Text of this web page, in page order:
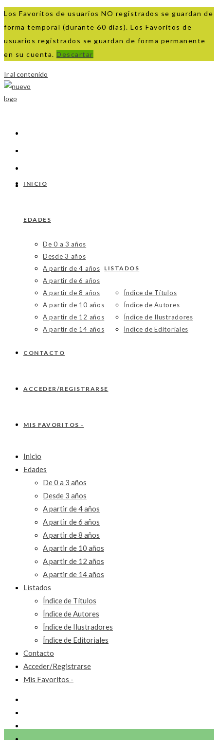
Los Favoritos de usuarios NO registrados se guardan de
forma temporal (durante 60 días). Los Favoritos de
usuarios registrados se guardan de forma permanente
en su cuenta. Descartar
Ir al contenido
INICIO
EDADES
De 0 a 3 años
Desde 3 años
A partir de 4 años
A partir de 6 años
A partir de 8 años
A partir de 10 años
A partir de 12 años
A partir de 14 años
LISTADOS
Índice de Títulos
Índice de Autores
Índice de Ilustradores
Índice de Editoriales
CONTACTO
ACCEDER/REGISTRARSE
MIS FAVORITOS -
Inicio
Edades
De 0 a 3 años
Desde 3 años
A partir de 4 años
A partir de 6 años
A partir de 8 años
A partir de 10 años
A partir de 12 años
A partir de 14 años
Listados
Índice de Títulos
Índice de Autores
Índice de Ilustradores
Índice de Editoriales
Contacto
Acceder/Registrarse
Mis Favoritos -